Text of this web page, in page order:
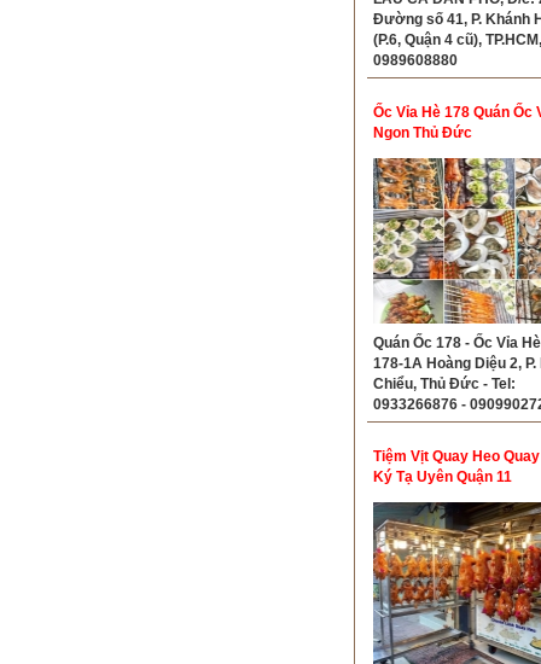
Đường số 41, P. Khánh
(P.6, Quận 4 cũ),
0989608880
Ốc Vỉa Hè 178 Quán Ốc
Ngon Thủ Đức
Quán Ốc 178 - Ốc Vỉa
178-1A Hoàng Diệu 2, P.
Chiểu, Thủ Đức - Tel:
0933266876 -
Tiệm Vịt Quay Heo
Ký Tạ Uyên Quận 11